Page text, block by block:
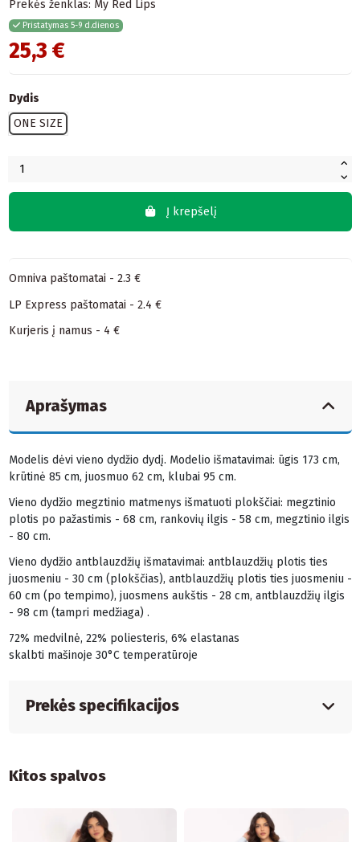
Prekės ženklas: My Red Lips
Pristatymas 5-9 d.dienos
25,3 €
Dydis
ONE SIZE
Į krepšelį
Omniva paštomatai - 2.3 €
LP Express paštomatai - 2.4 €
Kurjeris į namus - 4 €
Aprašymas
Modelis dėvi vieno dydžio dydį. Modelio išmatavimai: ūgis 173 cm,
krūtinė 85 cm, juosmuo 62 cm, klubai 95 cm.
Vieno dydžio megztinio matmenys išmatuoti plokščiai: megztinio
plotis po pažastimis - 68 cm, rankovių ilgis - 58 cm, megztinio ilgis
- 80 cm.
Vieno dydžio antblauzdžių išmatavimai: antblauzdžių plotis ties
juosmeniu - 30 cm (plokščias), antblauzdžių plotis ties juosmeniu -
60 cm (po tempimo), juosmens aukštis - 28 cm, antblauzdžių ilgis
- 98 cm (tampri medžiaga) .
72% medvilnė, 22% poliesteris, 6% elastanas
skalbti mašinoje 30°C temperatūroje
Prekės specifikacijos
Kitos spalvos